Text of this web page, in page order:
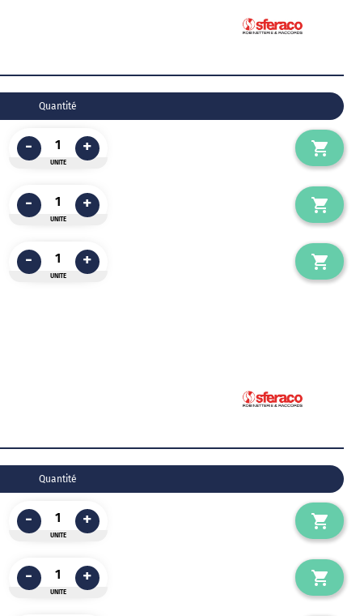
Quantité
UNITE
- +
UNITE
- +
UNITE
- +
Quantité
UNITE
- +
UNITE
- +